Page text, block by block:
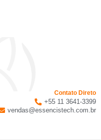
Contato Direto
+55 11 3641-3399
vendas@essencistech.com.br